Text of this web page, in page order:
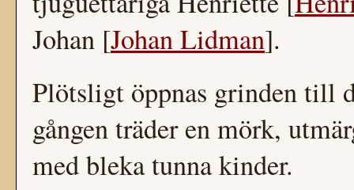
Johan [Johan Lidman].
Plötsligt öppnas grinden till
gången träder en mörk,
med bleka tunna kinder.